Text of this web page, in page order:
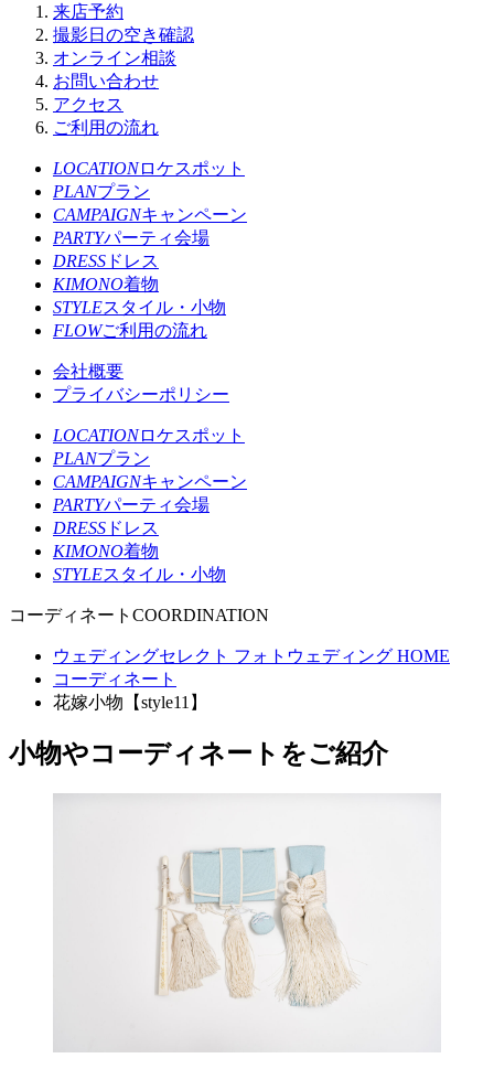
来店予約
撮影日の空き確認
オンライン相談
お問い合わせ
アクセス
ご利用の流れ
LOCATIONロケスポット
PLANプラン
CAMPAIGNキャンペーン
PARTYパーティ会場
DRESS ドレス
KIMONO着物
STYLEスタイル・小物
FLOWご利用の流れ
会社概要
プライバシーポリシー
LOCATIONロケスポット
PLANプラン
CAMPAIGNキャンペーン
PARTYパーティ会場
DRESS ドレス
KIMONO着物
STYLEスタイル・小物
コーディネート COORDINATION
ウェディングセレクト フォトウェディング HOME
コーディネート
花嫁小物【style11】
小物やコーディネートをご紹介